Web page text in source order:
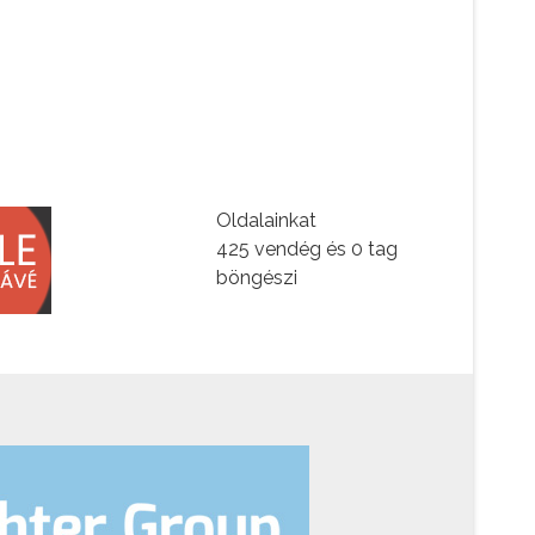
Oldalainkat
425 vendég és 0 tag
böngészi